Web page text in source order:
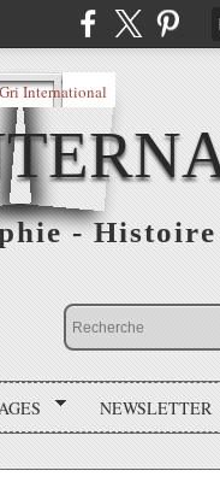
- Histoire
NEWSLETTER